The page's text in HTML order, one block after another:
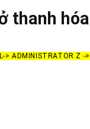
thanh hóa
> ADMINISTRATOR Z -